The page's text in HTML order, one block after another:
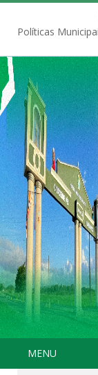
MENU